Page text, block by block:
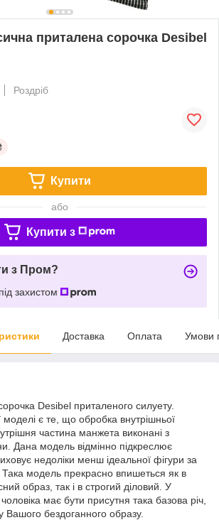
приталена сорочка Desibel
Роздріб
Купити
або
Купити з
з Пром?
захистом
Доставка Оплата Умови
Desibel приталеного силуету.
моделі є те, що обробка внутрішньої
частина манжета виконані з
Дана модель відмінно підкреслює
недоліки менш ідеальної фігури за
Така модель прекрасно впишеться як в
образ, так і в строгий діловий. У
має бути присутня така базова річ,
бездоганного образу.